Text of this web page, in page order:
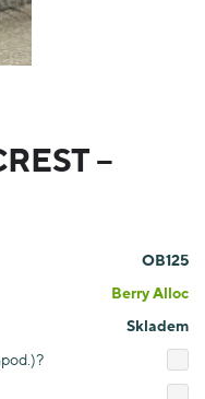
–
OB125
Berry Alloc
Skladem